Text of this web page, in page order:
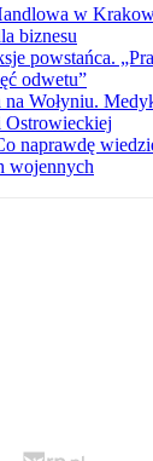
w
biznesu
powstańca.
odwetu”
na Wołyniu.
naprawdę
wojennych